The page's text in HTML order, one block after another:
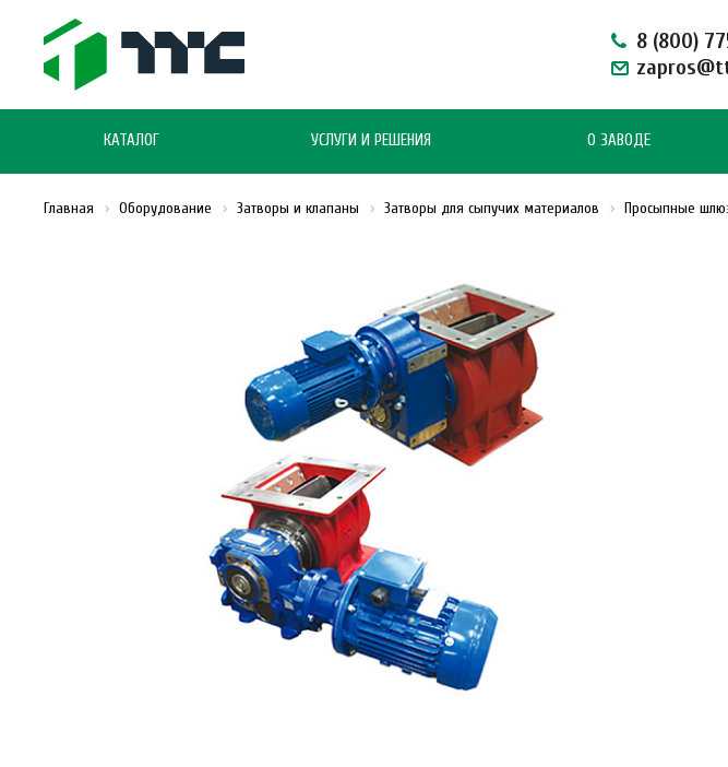
8 (800)
КАТАЛОГ УСЛУГИ И РЕШЕНИЯ О ЗАВОДЕ
Главная Оборудование Затворы и клапаны Затворы для сыпучих материалов Просыпные